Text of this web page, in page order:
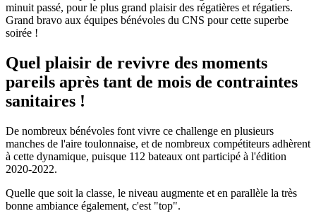
minuit passé, pour le plus grand plaisir des régatières et régatiers.
Grand bravo aux équipes bénévoles du CNS pour cette superbe
soirée !
Quel plaisir de revivre des moments
pareils après tant de mois de contraintes
sanitaires !
De nombreux bénévoles font vivre ce challenge en plusieurs
manches de l'aire toulonnaise, et de nombreux compétiteurs adhèrent
à cette dynamique, puisque 112 bateaux ont participé à l'édition
2020-2022.
Quelle que soit la classe, le niveau augmente et en parallèle la très
bonne ambiance également, c'est "top".